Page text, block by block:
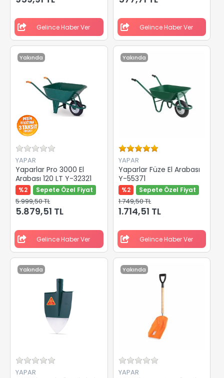
Gelince Haber Ver Gelince Haber Ver
Yakında
YAPAR
Yaparlar Pro 3000 El
Arabası 120 LT Y-32321
%2 Sepete Özel Fiyat
5.999,50 TL
5.879,51 TL
Gelince Haber Ver
Yakında
YAPAR
Yaparlar Füze El Arabası
Y-55371
%2 Sepete Özel Fiyat
1.749,50 TL
1.714,51 TL
Gelince Haber Ver
Yakında
YAPAR
Yakında
YAPAR